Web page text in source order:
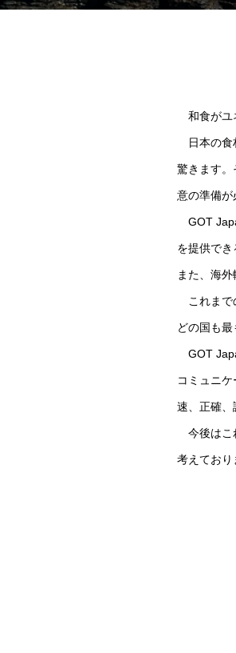
和食がユ
日本の食
驚きます。
意の準備が
GOT
を提供でき
また、海
これまで
どの国も
GOT
コミュニ
速、正確、
今後はこ
考えており